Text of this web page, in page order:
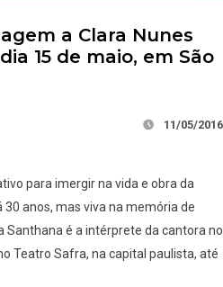
a Clara Nunes
15 de maio, em São
11/05/2016
para imergir na vida e obra da
anos, mas viva na memória de
Santhana é a intérprete da cantora no
Teatro Safra, na capital paulista, até